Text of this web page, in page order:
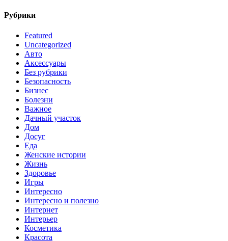
Рубрики
Featured
Uncategorized
Авто
Аксессуары
Без рубрики
Безопасность
Бизнес
Болезни
Важное
Дачный участок
Дом
Досуг
Еда
Женские истории
Жизнь
Здоровье
Игры
Интересно
Интересно и полезно
Интернет
Интерьер
Косметика
Красота